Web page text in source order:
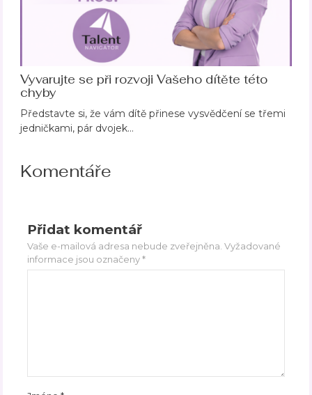
Vyvarujte se při rozvoji Vašeho dítěte této
chyby
Představte si, že vám dítě přinese vysvědčení se třemi
jedničkami, pár dvojek…
Komentáře
Přidat komentář
Vaše e-mailová adresa nebude zveřejněna. Vyžadované
informace jsou označeny*